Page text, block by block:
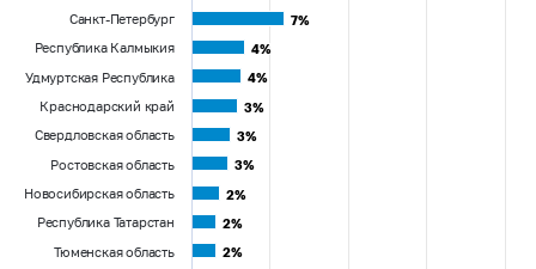
7%
7%
4%
4%
4%
4%
3%
3%
3%
3%
3%
3%
2%
2%
2%
2%
2%
2%
Санкт-Петербург
Республика Калмыкия
Удмуртская Республика
Краснодарский край
Свердловская область
Ростовская область
Новосибирская область
Республика Татарстан
Тюменская область